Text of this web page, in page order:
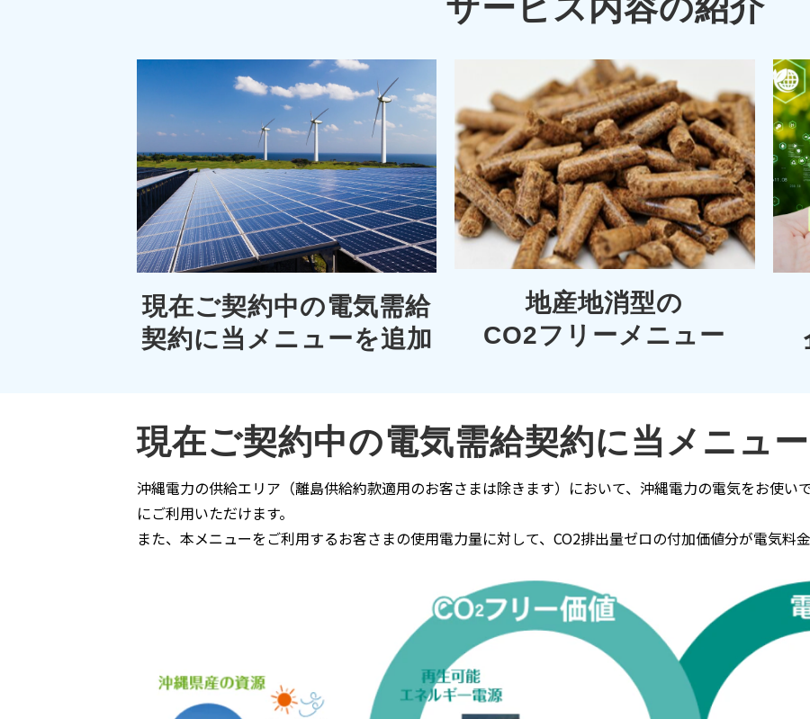
サービス内容の紹介
現在ご契約中の電気需給
契約に当メニューを追加
地産地消型の
CO2フリーメニュー
現在ご契約中の電気需給契約に当メニュ
沖縄電力の供給エリア（離島供給約款適用のお客さまは除きます）において、沖縄電力の電気をお使い
にご利用いただけます。
また、本メニューをご利用するお客さまの使用電力量に対して、CO2排出量ゼロの付加価値分が電気料金